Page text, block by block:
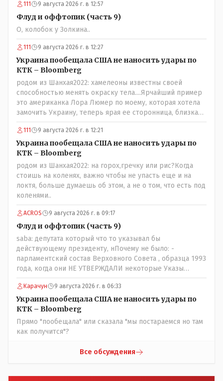
111 9 августа 2026 г. в 12:57
Флуд и оффтопик (часть 9)
О, колобок у Золкина..
111 9 августа 2026 г. в 12:27
Украина пообещала США не наносить удары по
КТК – Bloomberg
родом из Шанхая2022: хамелеоны известны своей
способностью менять окраску тела....Ярчайший пример
это американка Лора Люмер по моему, которая хотела
замочить Украину, теперь ярая ее сторонница, близкая
к Трампу. Ну и западные страны тем более, которые
предоставляли Зеленскому убежище, чтоб он бежал и
которые развернулись потом на 180 или 360 градусов,
посмотрев на того, как он не сдался, но ты же там сам
живешь и многое знаешь о тех, на кого работаешь.. Это
просто прагматизм и ничего личного. Победим мы, они
встанут под нас и наоборот и все это понимают..
111 9 августа 2026 г. в 12:21
Украина пообещала США не наносить удары по
КТК – Bloomberg
родом из Шанхая2022: на горох,гречку или рис?Когда
стоишь на коленях, важно чтобы не упасть еще и на
локтя, больше думаешь об этом, а не о том, что есть под
коленями..
ACROS 9 августа 2026 г. в 09:17
Флуд и оффтопик (часть 9)
saba: депутата который что то указывал бы
действующему президенту, нПочему не было: -
парламентский состав Верховного Совета , образца 1993
года, когда они НЕ УТВЕРЖДАЛИ некоторые Указы
Назарбаева, особенно в части выборов и перевыборов и
некоторых вопросах внутренней политики, и тогда
Назарбай волевым Указом РАСПУСТИЛ этот бунтарский
состав. Имя - Серикболсын Абдильдин вам знакомо -
юывший секретарь ЦК КП Казахстана , впоследствии -
депутат Верховного Совета и Мажлиса и Председатель
партии коммунстов- он в то время и после и причём
НЕОДНОКРАТНО, указывал и многократно на недостатки
Назарбая и предлагал ему самому ДОБРОВОЛЬНО уйти с
Карачун 9 августа 2026 г. в 06:33
Украина пообещала США не наносить удары по
КТК – Bloomberg
Прямо "пообещала" или сказала "мы постараемся но там
как получится"?
Все обсуждения